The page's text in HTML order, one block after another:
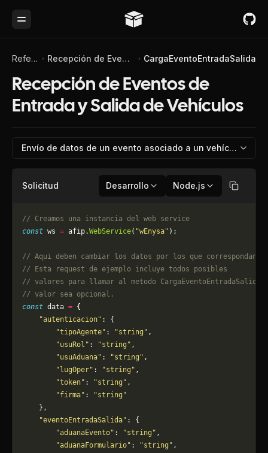
Toggle Menu
Referencia de API Recepción de Eventos de Entrada y Salida de Vehículos CargaEventoEntradaSalida
Recepción de Eventos de
Entrada y Salida de Vehículos
Envío de datos de un evento asociado a un vehículo
Solicitud Desarrollo Node.js Copiar
// Creamos una instancia del web service
const ws = afip.WebService( "wEnysa" );
// Aqui deben cambiar los datos por los que correspondan.
// Esta request de ejemplo incluye todos posibles
// valores para llamar al metodo CargaEventoEntradaSalida,
// valor sea opcional.
const data = {
    "autenticacion"
: {
        "tipoAgente"
: "string" ,
        "usuRol"
: "string" ,
        "usuAduana"
: "string" ,
        "lugOper"
: "string" ,
        "token"
: "string" ,
        "firma"
:
"string"
    },
    "eventoEntradaSalida"
: {
        "aduanaEvento"
: "string" ,
        "aduanaFormulario"
: "string" ,